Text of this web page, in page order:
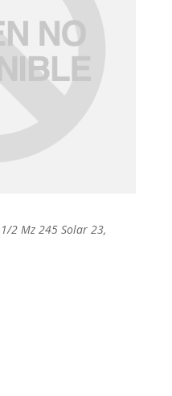
2 Mz 245 Solar 23,